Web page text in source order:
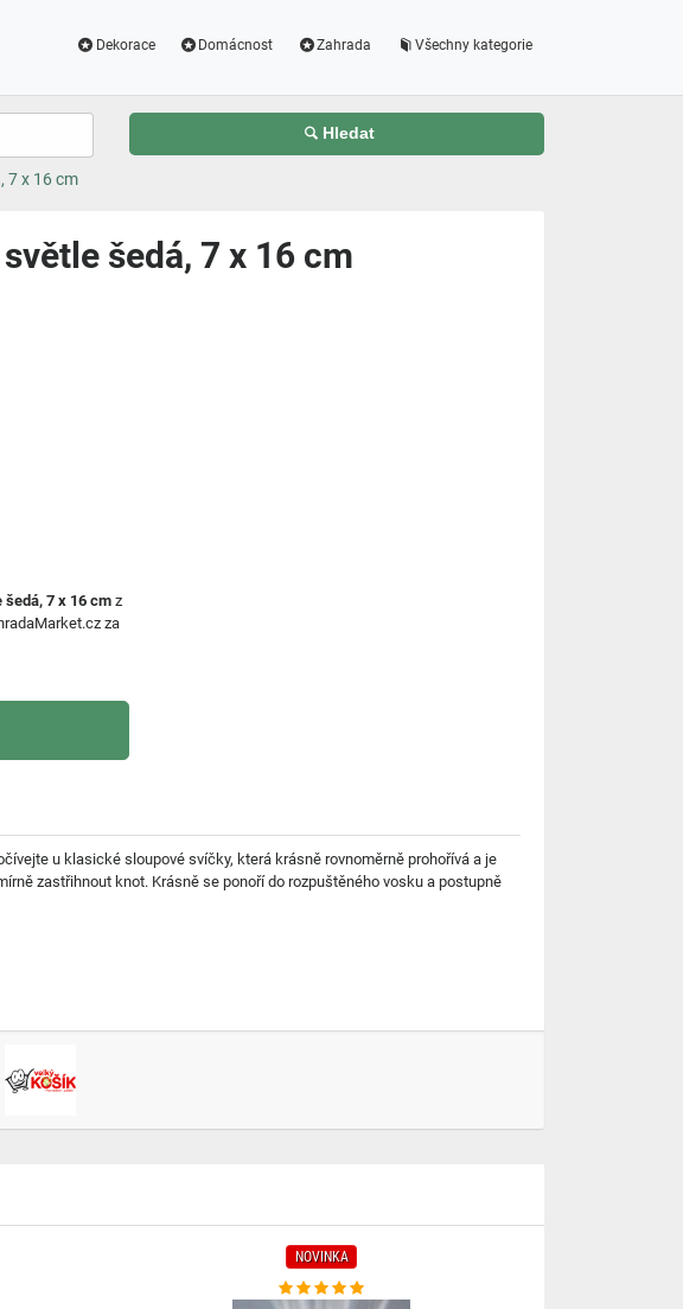
Dekorace Domácnost Zahrada Všechny kategorie
Hledat
7 x 16 cm
šedá, 7 x 16 cm
7 x 16 cm z
za
u klasické sloupové svíčky, která krásně rovnoměrně prohořívá a je
zastřihnout knot. Krásně se ponoří do rozpuštěného vosku a postupně
NOVINKA